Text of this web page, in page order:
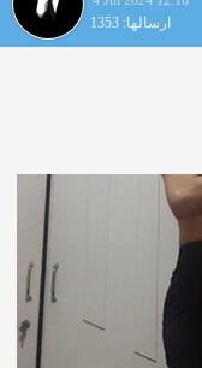
ارسالها: 1353